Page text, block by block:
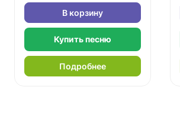
В корзину
Купить песню
Подробнее